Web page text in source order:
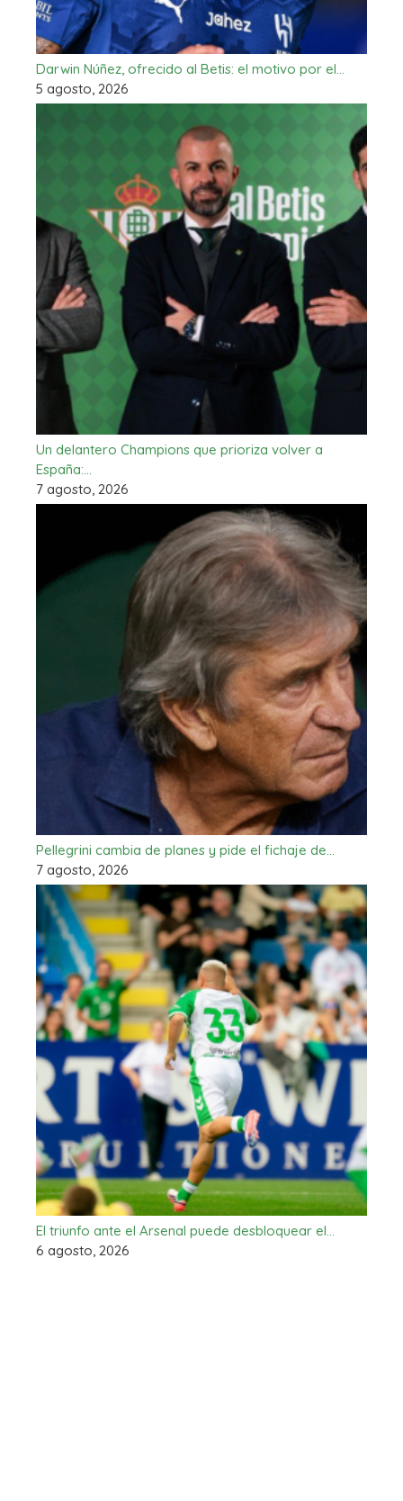
Darwin Núñez, ofrecido al Betis: el motivo por el…
5 agosto, 2026
Un delantero Champions que prioriza volver a
España:…
7 agosto, 2026
Pellegrini cambia de planes y pide el fichaje de…
7 agosto, 2026
El triunfo ante el Arsenal puede desbloquear el…
6 agosto, 2026